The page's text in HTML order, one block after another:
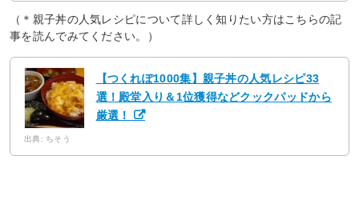
（＊親子丼の人気レシピについて詳しく知りたい方はこちらの記
事を読んでみてください。）
【つくれぽ1000集】親子丼の人気レシピ33
選！殿堂入り＆1位獲得などクックパッドから
厳選！
出典: ちそう